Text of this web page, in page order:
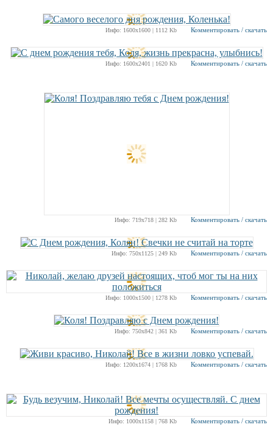
Инфо: 1600х1600 | 1112 Kb Комментировать / скачать
Инфо: 1600х2401 | 1620 Kb Комментировать / скачать
Инфо: 719х718 | 282 Kb Комментировать / скачать
Инфо: 750х1125 | 249 Kb Комментировать / скачать
Инфо: 1000х1500 | 1278 Kb Комментировать / скачать
Инфо: 750х842 | 361 Kb Комментировать / скачать
Инфо: 1200х1674 | 1768 Kb Комментировать / скачать
Инфо: 1000х1158 | 768 Kb Комментировать / скачать